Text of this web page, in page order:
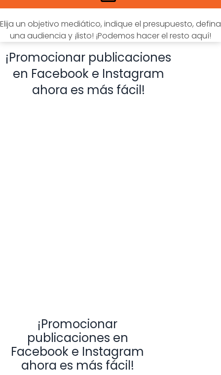
Elija un objetivo mediático, indique el presupuesto, defina
una audiencia y ¡listo! ¡Podemos hacer el resto aquí!
¡Promocionar publicaciones
en Facebook e Instagram
ahora es más fácil!
¡Promocionar
publicaciones en
Facebook e Instagram
ahora es más fácil!